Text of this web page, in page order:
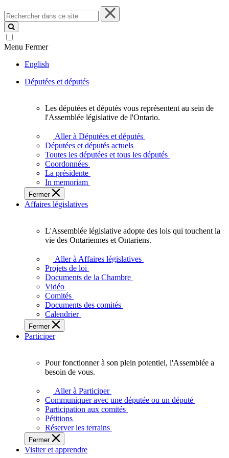
Rechercher
dans
ce
site
Menu Fermer
English
Députées et députés
députés
vous
représentent
sein
de
l'Assemblée
législative
l'Ontario.
Les députées et députés vous représentent au sein de
l'Assemblée législative de l'Ontario.
Aller à Députées et députés
Députées et députés actuels
Toutes les députées et tous les députés
Coordonnées
La présidente
In memoriam
Fermer
Affaires législatives
L'Assemblée
adopte
touchent
des
Ontariennes
et
L'Assemblée législative adopte des lois qui touchent la
vie des Ontariennes et Ontariens.
Aller à Affaires législatives
Projets de loi
Documents de la Chambre
Vidéo
Comités
Documents des comités
Calendrier
Fermer
Participer
plein
potentiel,
l'Assemblée
a
besoin
de
Pour fonctionner à son plein potentiel, l'Assemblée a
besoin de vous.
Aller à Participer
Communiquer avec une députée ou un député
Participation aux comités
Pétitions
Réserver les terrains
Fermer
Visiter et apprendre